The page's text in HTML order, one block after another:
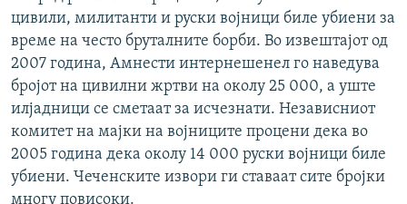
цивили, милитанти и руски војници биле убиени за
време на често бруталните борби. Во извештајот од
2007 година, Амнести интернешенел го наведува
бројот на цивилни жртви на околу 25 000, а уште
илјадници се сметаат за исчезнати. Независниот
комитет на мајки на војниците процени дека во
2005 година дека околу 14 000 руски војници биле
убиени. Чеченските извори ги ставаат сите бројки
многу повисоки.